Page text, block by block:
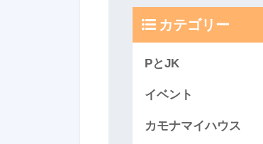
カテゴリー
PとJK
イベント
カモナマイハウス